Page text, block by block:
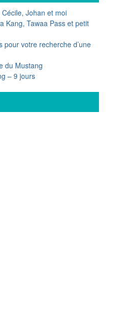
Johan et moi
Kang, Tawaa Pass et petit
pour votre recherche d’une
du Mustang
– 9 jours